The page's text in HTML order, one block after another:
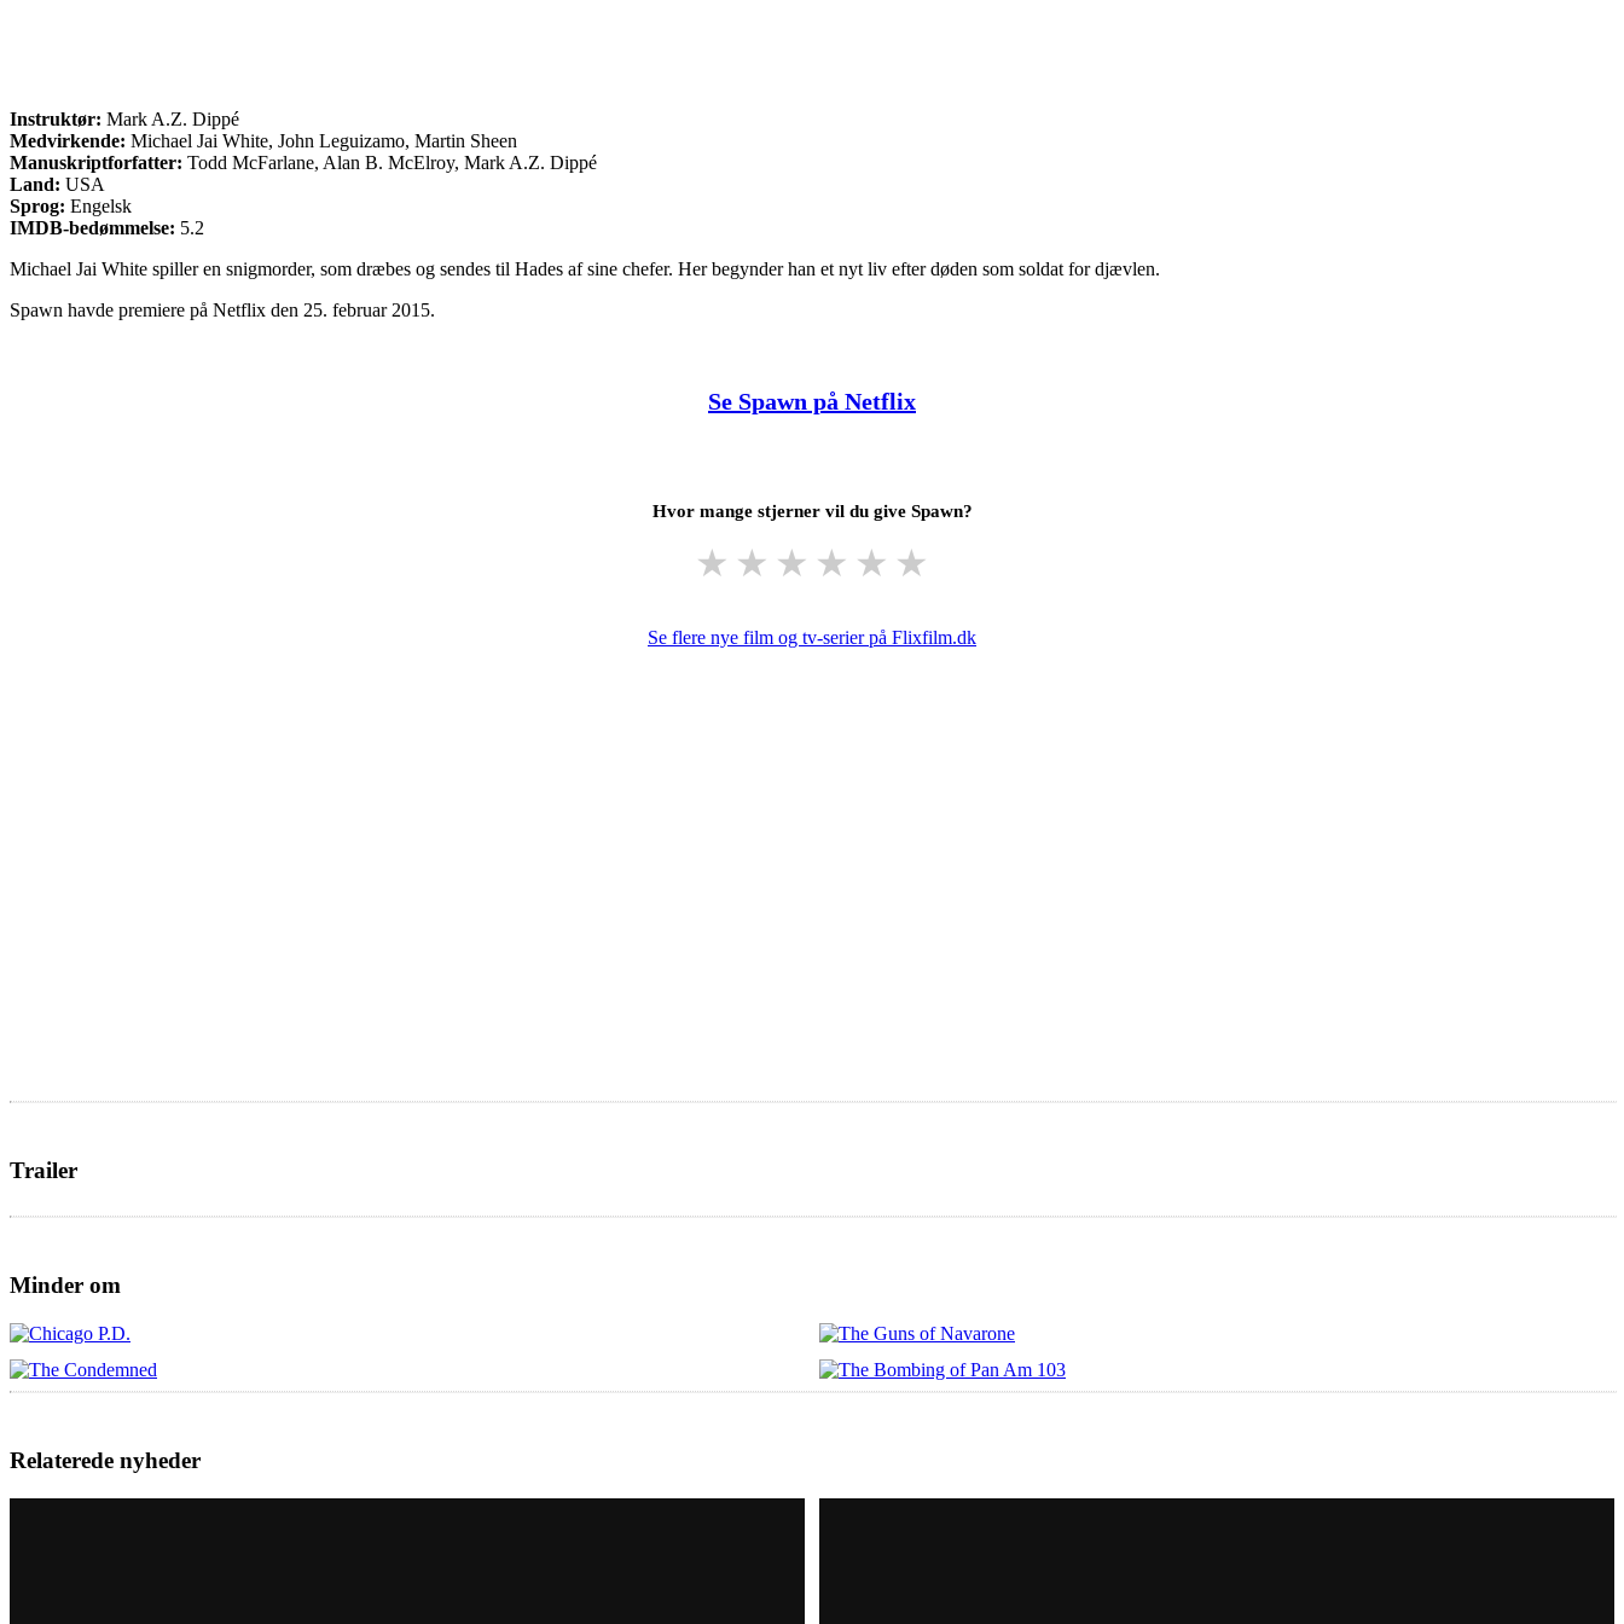
Instruktør: Mark A.Z. Dippé
Medvirkende: Michael Jai White, John Leguizamo, Martin Sheen
Manuskriptforfatter: Todd McFarlane, Alan B. McElroy, Mark A.Z. Dippé
Land: USA
Sprog: Engelsk
IMDB-bedømmelse: 5.2
Michael Jai White spiller en snigmorder, som dræbes og sendes til Hades af sine chefer. Her begynder han et nyt liv efter døden som soldat for djævlen.
Spawn havde premiere på Netflix den 25. februar 2015.
Se Spawn på Netflix
Hvor mange stjerner vil du give Spawn?
★ ★ ★ ★ ★ ★
Se flere nye film og tv-serier på Flixfilm.dk
Trailer
Minder om
Relaterede nyheder